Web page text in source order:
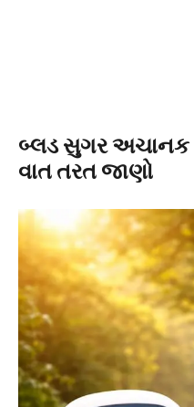
બ્લડ સુગર અચાનક
વાત તરત જાણો